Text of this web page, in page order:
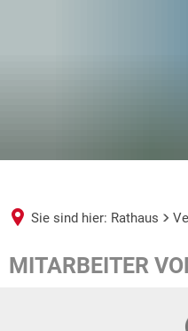
Sie sind hier: Rathaus
MITARBEITER